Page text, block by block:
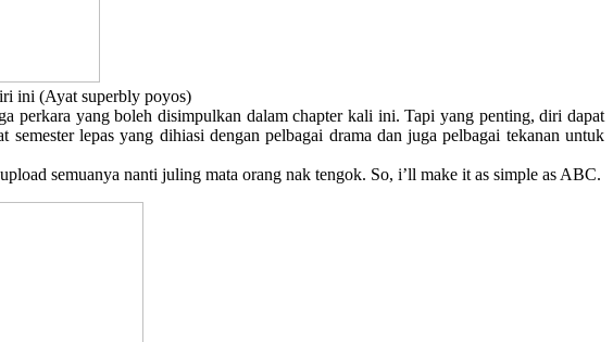
ini (Ayat superbly poyos)
perkara yang boleh disimpulkan dalam chapter kali ini. Tapi yang penting, diri dapat
lepas yang dihiasi dengan pelbagai drama dan juga pelbagai tekanan untuk
semuanya nanti juling mata orang nak tengok. So, i’ll make it as simple as ABC.